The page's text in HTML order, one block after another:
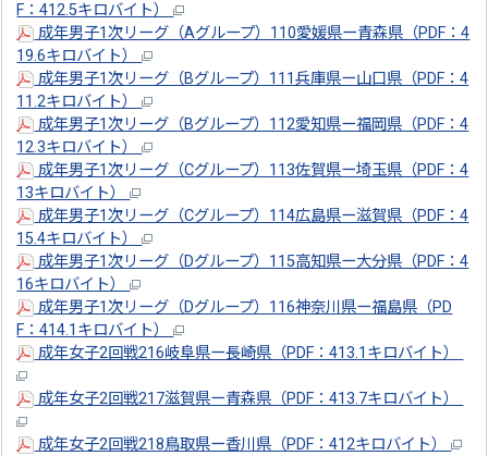
F：412.5キロバイト）
成年男子1次リーグ（Aグループ）110愛媛県ー青森県（PDF：4
19.6キロバイト）
成年男子1次リーグ（Bグループ）111兵庫県ー山口県（PDF：4
11.2キロバイト）
成年男子1次リーグ（Bグループ）112愛知県ー福岡県（PDF：4
12.3キロバイト）
成年男子1次リーグ（Cグループ）113佐賀県ー埼玉県（PDF：4
13キロバイト）
成年男子1次リーグ（Cグループ）114広島県ー滋賀県（PDF：4
15.4キロバイト）
成年男子1次リーグ（Dグループ）115高知県ー大分県（PDF：4
16キロバイト）
成年男子1次リーグ（Dグループ）116神奈川県ー福島県（PD
F：414.1キロバイト）
成年女子2回戦216岐阜県ー長崎県（PDF：413.1キロバイト）
成年女子2回戦217滋賀県ー青森県（PDF：413.7キロバイト）
成年女子2回戦218鳥取県ー香川県（PDF：412キロバイト）